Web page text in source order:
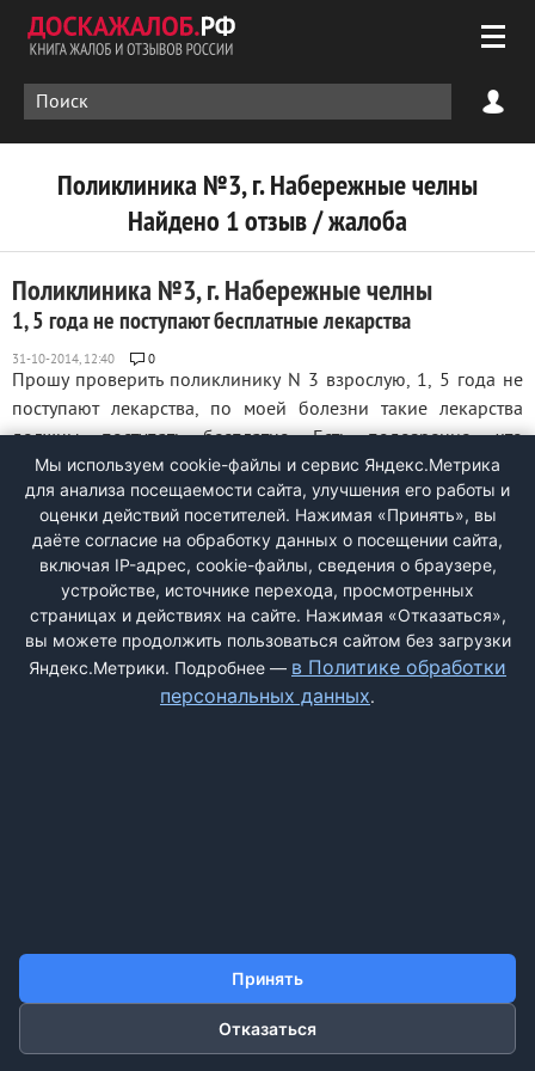
Поликлиника №3, г. Набережные челны
Найдено 1 отзыв / жалоба
Поликлиника №3, г. Набережные челны
1, 5 года не поступают бесплатные лекарства
0
Прошу проверить поликлинику N 3 взрослую, 1, 5 года не
поступают лекарства, по моей болезни такие лекарства
должны поступать бесплатно. Есть подозрение, что
поликлиника пользуется моими лекарствами, передают
другим, либо продают. Главный врач отказался меня
принимать и дать письменное разъяснение ...
ДОБАВИТЬ ЖАЛОБУ
КОНТАКТЫ
Мы используем cookie-файлы и сервис Яндекс.Метрика
для анализа посещаемости сайта, улучшения его работы и
оценки действий посетителей. Нажимая «Принять», вы
даёте согласие на обработку данных о посещении сайта,
включая IP-адрес, cookie-файлы, сведения о браузере,
устройстве, источнике перехода, просмотренных
страницах и действиях на сайте. Нажимая «Отказаться»,
вы можете продолжить пользоваться сайтом без загрузки
Яндекс.Метрики. Подробнее — в Политике обработки
персональных данных.
Принять
Отказаться